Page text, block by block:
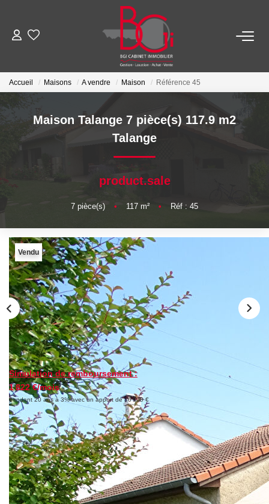
ACHETER
Neuf
Télécharger Le Dossier De Location
ESTIMER
FAIRE GÉRER
NOS AGENCES
CONTACT
EXTRANET
Accueil Maisons A vendre Maison Référence 45
Maison Talange 7 pièce(s) 117.9 m2
Talange
product.sale
7 pièce(s) • 117 m² • Réf : 45
Vendu
Simulation de remboursement :
1 822 €/mois
pendant 20 ans à 3% avec un apport de 36 500 €
Description
Réf : 45
En bon etat, elle se compose : au rdc : une entree, une